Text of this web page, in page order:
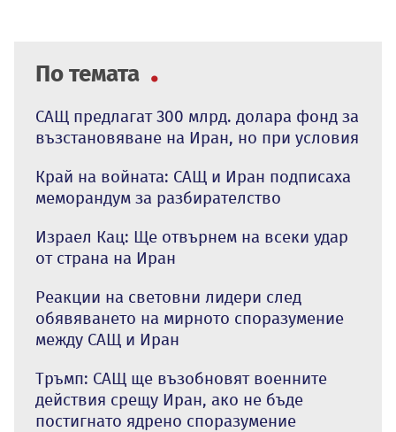
По темата
САЩ предлагат 300 млрд. долара фонд за
възстановяване на Иран, но при условия
Край на войната: САЩ и Иран подписаха
меморандум за разбирателство
Израел Кац: Ще отвърнем на всеки удар
от страна на Иран
Реакции на световни лидери след
обявяването на мирното споразумение
между САЩ и Иран
Тръмп: САЩ ще възобновят военните
действия срещу Иран, ако не бъде
постигнато ядрено споразумение